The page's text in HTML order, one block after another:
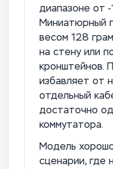
диапазоне от
Миниатюрный
весом 128
на стену или
кронштейнов.
избавляет от
отдельный
достаточно
коммутатора.
Модель
сценарии, где